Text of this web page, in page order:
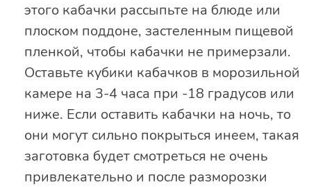
этого кабачки рассыпьте на блюде или
плоском поддоне, застеленным пищевой
пленкой, чтобы кабачки не примерзали.
Оставьте кубики кабачков в морозильной
камере на 3-4 часа при -18 градусов или
ниже. Если оставить кабачки на ночь, то
они могут сильно покрыться инеем, такая
заготовка будет смотреться не очень
привлекательно и после разморозки